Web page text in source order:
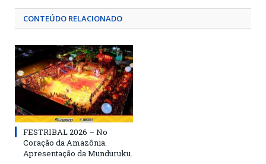
CONTEÚDO RELACIONADO
FESTRIBAL 2026 – No
Coração da Amazônia.
Apresentação da Munduruku.